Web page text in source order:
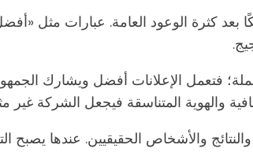
بعد كثرة الوعود العامة. عبارات مثل
فتعمل الإعلانات أفضل ويشارك
والهوية المتناسقة فيجعل الشركة غير
والأشخاص الحقيقيين. عندها يصبح